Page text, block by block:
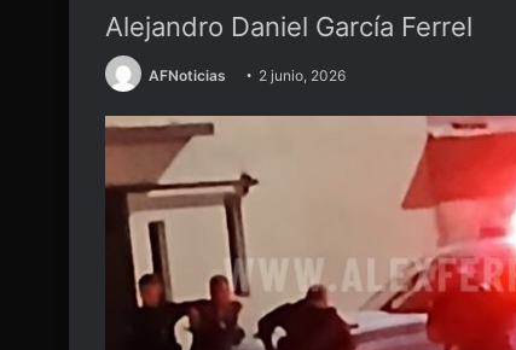
Alejandro Daniel García Ferrel
AFNoticias 2 junio, 2026